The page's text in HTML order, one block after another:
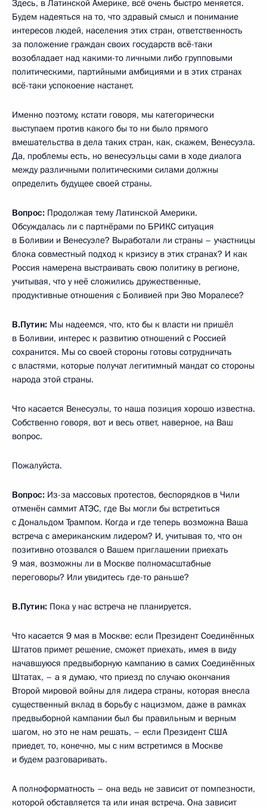
Здесь, в Латинской Америке, всё очень быстро меняется.
Будем надеяться на то, что здравый смысл и понимание
интересов людей, населения этих стран, ответственность
за положение граждан своих государств всё-таки
возобладает над какими-то личными либо групповыми
политическими, партийными амбициями и в этих странах
всё-таки успокоение настанет.
Именно поэтому, кстати говоря, мы категорически
выступаем против какого бы то ни было прямого
вмешательства в дела таких стран, как, скажем, Венесуэла.
Да, проблемы есть, но венесуэльцы сами в ходе диалога
между различными политическими силами должны
определить будущее своей страны.
Вопрос: Продолжая тему Латинской Америки.
Обсуждалась ли с партнёрами по БРИКС ситуация
в Боливии и Венесуэле? Выработали ли страны – участницы
блока совместный подход к кризису в этих странах? И как
Россия намерена выстраивать свою политику в регионе,
учитывая, что у неё сложились дружественные,
продуктивные отношения с Боливией при Эво Моралесе?
В.Путин: Мы надеемся, что, кто бы к власти ни пришёл
в Боливии, интерес к развитию отношений с Россией
сохранится. Мы со своей стороны готовы сотрудничать
с властями, которые получат легитимный мандат со стороны
народа этой страны.
Что касается Венесуэлы, то наша позиция хорошо известна.
Собственно говоря, вот и весь ответ, наверное, на Ваш
вопрос.
Пожалуйста.
Вопрос: Из-за массовых протестов, беспорядков в Чили
отменён саммит АТЭС, где Вы могли бы встретиться
с Дональдом Трампом. Когда и где теперь возможна Ваша
встреча с американским лидером? И, учитывая то, что он
позитивно отозвался о Вашем приглашении приехать
9 мая, возможны ли в Москве полномасштабные
переговоры? Или увидитесь где-то раньше?
В.Путин: Пока у нас встреча не планируется.
Что касается 9 мая в Москве: если Президент Соединённых
Штатов примет решение, сможет приехать, имея в виду
начавшуюся предвыборную кампанию в самих Соединённых
Штатах, – а я думаю, что приезд по случаю окончания
Второй мировой войны для лидера страны, которая внесла
существенный вклад в борьбу с нацизмом, даже в рамках
предвыборной кампании был бы правильным и верным
шагом, но это не нам решать, – если Президент США
приедет, то, конечно, мы с ним встретимся в Москве
и будем разговаривать.
А полноформатность – она ведь не зависит от помпезности,
которой обставляется та или иная встреча. Она зависит